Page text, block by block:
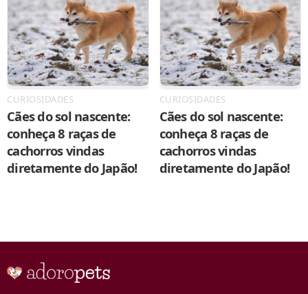
CURIOSIDADES
Cães do sol nascente:
conheça 8 raças de
cachorros vindas
diretamente do Japão!
CURIOSIDADES
Cães do sol nascente:
conheça 8 raças de
cachorros vindas
diretamente do Japão!